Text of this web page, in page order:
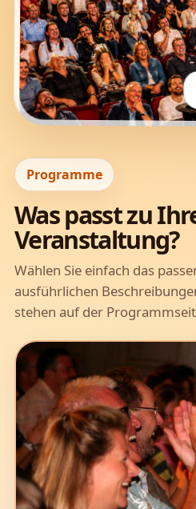
Programme
Was passt zu
Veranstaltung?
Wählen Sie einfach das
ausführlichen
stehen auf der